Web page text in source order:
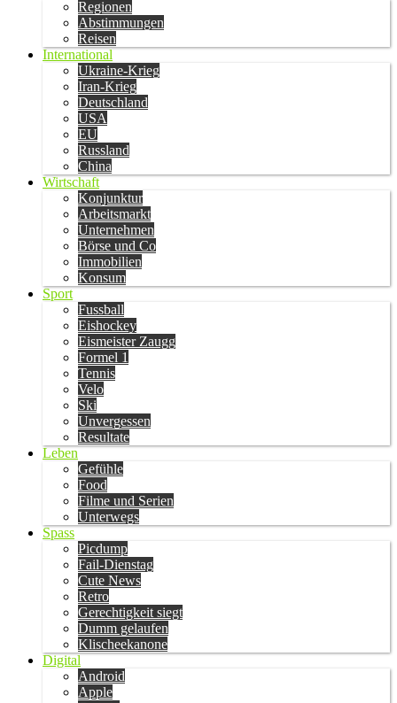
Regionen
Abstimmungen
Reisen
International
Ukraine-Krieg
Iran-Krieg
Deutschland
USA
EU
Russland
China
Wirtschaft
Konjunktur
Arbeitsmarkt
Unternehmen
Börse und Co
Immobilien
Konsum
Sport
Fussball
Eishockey
Eismeister Zaugg
Formel 1
Tennis
Velo
Ski
Unvergessen
Resultate
Leben
Gefühle
Food
Filme und Serien
Unterwegs
Spass
Picdump
Fail-Dienstag
Cute News
Retro
Gerechtigkeit siegt
Dumm gelaufen
Klischeekanone
Digital
Android
Apple